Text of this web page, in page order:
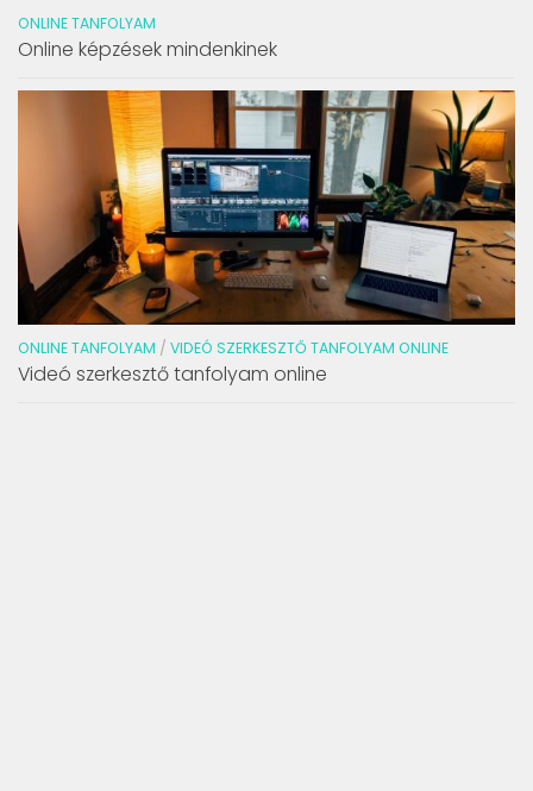
ONLINE TANFOLYAM
Online képzések mindenkinek
ONLINE TANFOLYAM / VIDEÓ SZERKESZTŐ TANFOLYAM ONLINE
Videó szerkesztő tanfolyam online